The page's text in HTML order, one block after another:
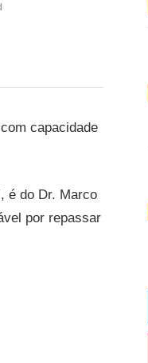
capacidade
é do Dr. Marco
por repassar